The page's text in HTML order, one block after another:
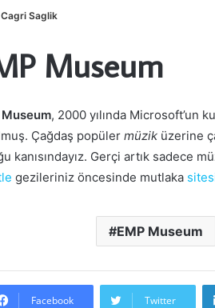
Cagri Saglik
Museum
Museum, 2000 yılında Microsoft’un
Çağdaş popüler müzik üzerine
kanısındayız. Gerçi artık sadece
gezileriniz öncesinde mutlaka
EMP Museum
Facebook Twitter